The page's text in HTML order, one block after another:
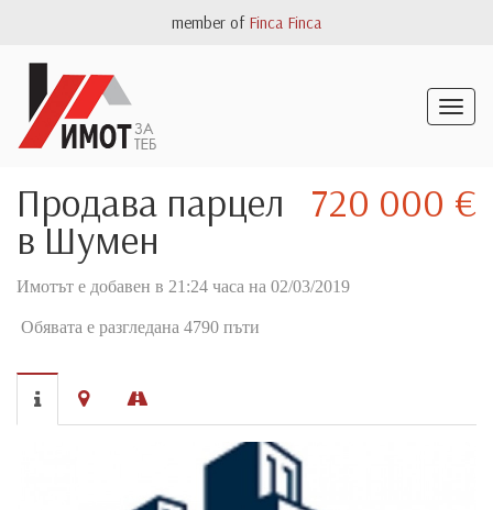
member of Finca Finca
720 000 €
Продава парцел
в Шумен
Имотът е добавен в 21:24 часа на 02/03/2019
Обявата е разгледана 4790 пъти